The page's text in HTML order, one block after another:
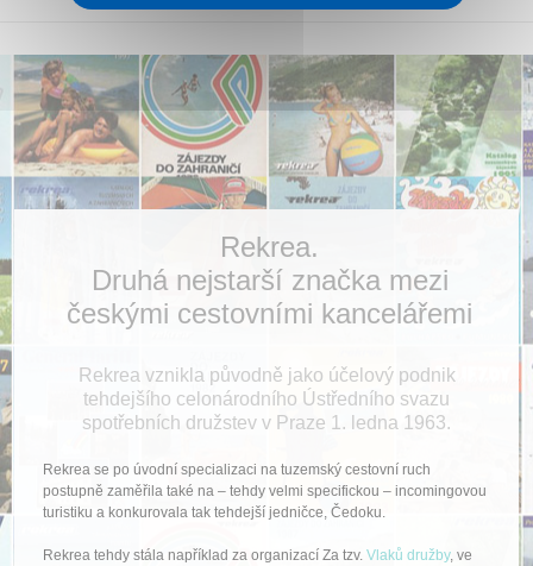
Rekrea.
Druhá nejstarší značka mezi
českými cestovními kancelářemi
Rekrea vznikla původně jako účelový podnik
tehdejšího celonárodního Ústředního svazu
spotřebních družstev v Praze 1. ledna 1963.
Rekrea se po úvodní specializaci na tuzemský cestovní ruch
postupně zaměřila také na – tehdy velmi specifickou – incomingovou
turistiku a konkurovala tak tehdejší jedničce, Čedoku.
Rekrea tehdy stála například za organizací Za tzv. Vlaků družby, ve